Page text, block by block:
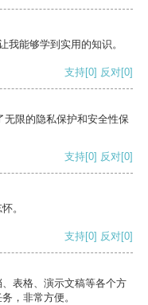
我能够学到实用的知识。
支持[0] 反对[0]
限的隐私保护和安全性保
支持[0] 反对[0]
。
支持[0] 反对[0]
表格、演示文稿等各个方
，非常方便。